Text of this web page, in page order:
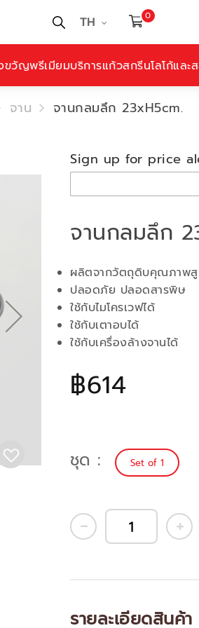
TH 0
ขวัญพรีเมียมบริการแก้วสกรีนโลโก้และ
จาน จานกลมลึก 23xH5cm.
จานกลมลึก
฿614
ผลิตจากวัตถุดิบคุณภาพ
ปลอดภัย ปลอดสารพิษ
ใช้กับไมโครเวฟได้
ใช้กับเตาอบได้
ใช้กับเครื่องล้างจานได้
Sign up for price
ชุด Set of 1
รายละเอียดสินค้า